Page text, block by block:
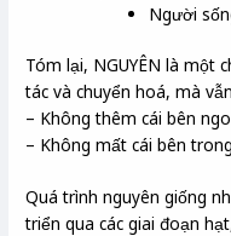
Người
Tóm lại, NGUYÊN là một
tác và chuyển hoá, mà
– Không thêm cái bên
– Không mất cái bên
Quá trình nguyên giống
triển qua các giai đoạn